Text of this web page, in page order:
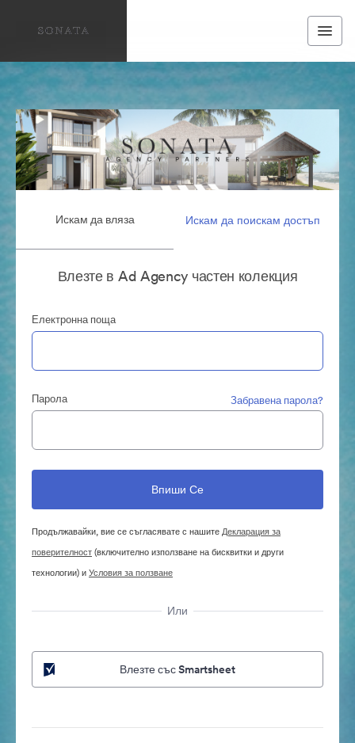
Искам да вляза Искам да поискам достъп
Влезте в Ad Agency частен колекция
Електронна поща
Парола Забравена парола?
Продължавайки, вие се съгласявате с нашитеДекларация за
поверителност(включително използване на бисквитки и други
технологии) иУсловия за ползване
Или
Влезте със Smartsheet